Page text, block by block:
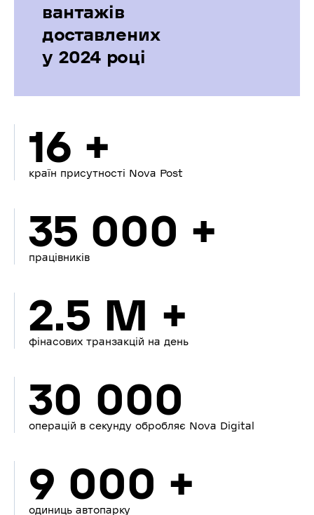
вантажів
доставлених
у 2024 році
16 +
країн присутності Nova Post
35 000 +
працівників
2.5 M +
фінасових транзакцій на день
30 000
операцій в секунду обробляє Nova Digital
9 000 +
одиниць автопарку